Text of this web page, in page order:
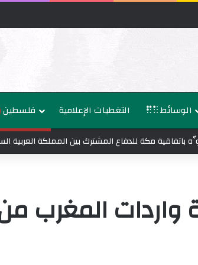
فلسطين التغطيات الإعلامية الوسائط
باتفاقية مكة للدفاع المشترك بين المملكة العربية
المغرب من